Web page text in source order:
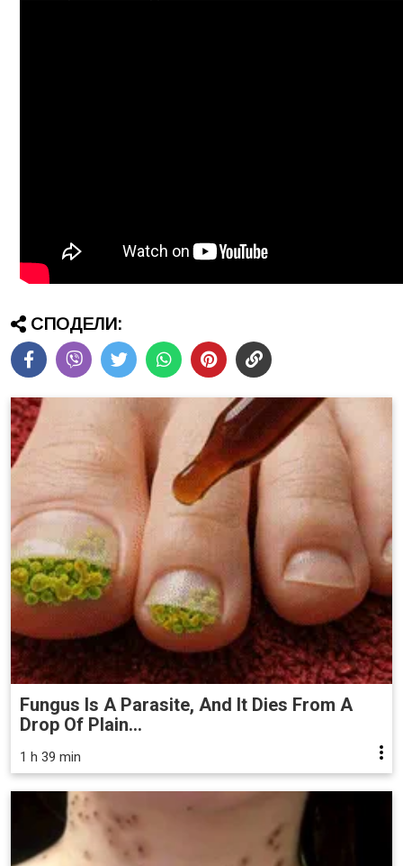
СПОДЕЛИ:
Fungus Is A Parasite, And It Dies From A
Drop Of Plain...
1 h 39 min